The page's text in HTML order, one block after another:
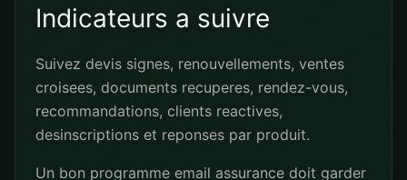
Indicateurs a suivre
Suivez devis signes, renouvellements, ventes
croisees, documents recuperes, rendez-vous,
recommandations, clients reactives,
desinscriptions et reponses par produit.
Un bon programme email assurance doit garder